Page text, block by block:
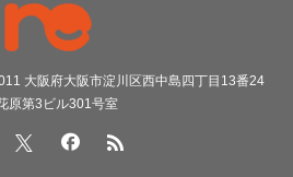
大阪府大阪市淀川区西中島四丁目13番24
原第3ビル301号室